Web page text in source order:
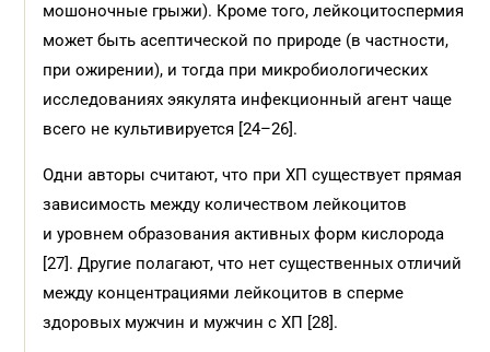
мошоночные грыжи). Кроме того, лейкоцитоспермия
может быть асептической по природе (в частности,
при ожирении), и тогда при микробиологических
исследованиях эякулята инфекционный агент чаще
всего не культивируется [24–26].
Одни авторы считают, что при ХП существует прямая
зависимость между количеством лейкоцитов
и уровнем образования активных форм кислорода
[27]. Другие полагают, что нет существенных отличий
между концентрациями лейкоцитов в сперме
здоровых мужчин и мужчин с ХП [28].